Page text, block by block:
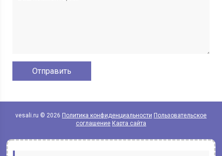
vesali.ru © 2026 Политика конфиденциальности Пользовательское
соглашение Карта сайта